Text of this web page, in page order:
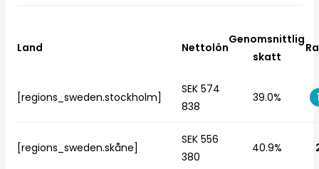
Land Nettolön
Genomsnittlig
skatt
[regions_sweden.stockholm]
SEK 574
838
39.0%
[regions_sweden.skåne]
SEK 556
380
40.9%